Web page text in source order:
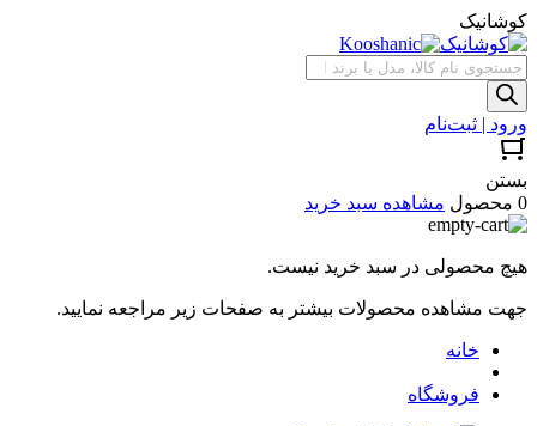
کوشانیک
جستجوی
محصولات
ورود | ثبت‌نام
بستن
0 محصول
مشاهده سبد خرید
هیچ محصولی در سبد خرید نیست.
جهت مشاهده محصولات بیشتر به صفحات زیر مراجعه نمایید.
خانه
فروشگاه